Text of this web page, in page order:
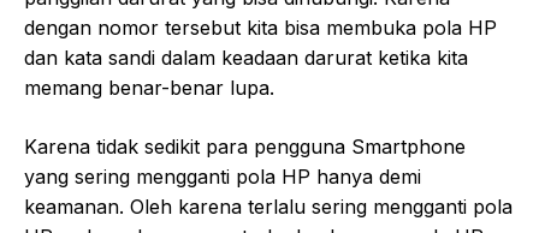
dengan nomor tersebut kita bisa membuka pola HP
dan kata sandi dalam keadaan darurat ketika kita
memang benar-benar lupa.
Karena tidak sedikit para pengguna Smartphone
yang sering mengganti pola HP hanya demi
keamanan. Oleh karena terlalu sering mengganti pola